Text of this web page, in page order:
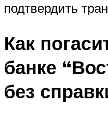
подтвердить
Как
банке
без